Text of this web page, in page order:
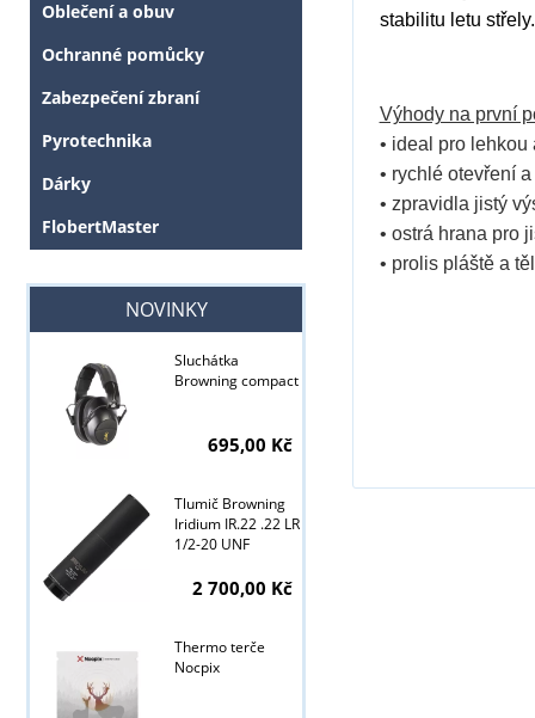
stabilitu letu střely.
Výhody na první
• ideal pro lehkou
• rychlé otevření
• zpravidla jistý
• ostrá hrana pro
• prolis pláště a
Oblečení a obuv
Ochranné pomůcky
Zabezpečení zbraní
Pyrotechnika
Dárky
FlobertMaster
NOVINKY
Sluchátka
Browning compact
695,00 Kč
Tlumič Browning
Iridium IR.22 .22 LR
1/2-20 UNF
2 700,00 Kč
Thermo terče
Nocpix
Tyto stránky